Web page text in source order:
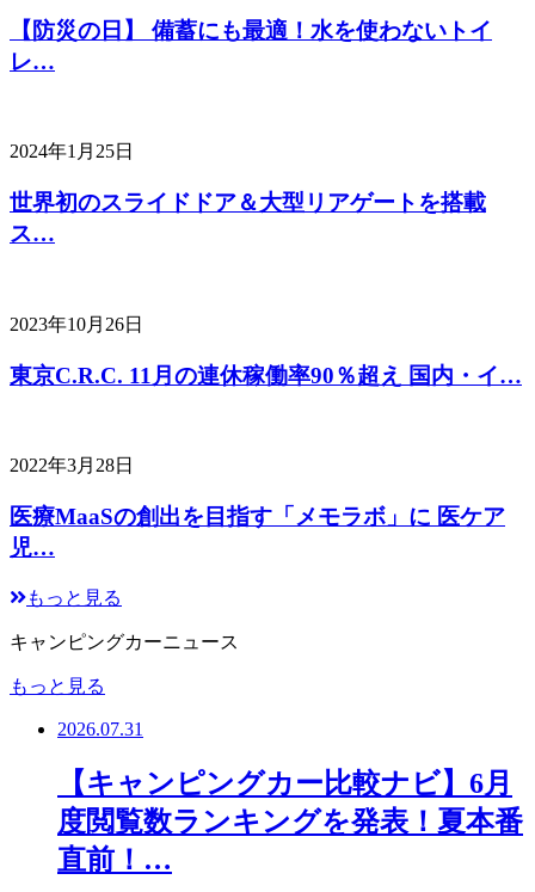
【防災の日】 備蓄にも最適！水を使わないトイ
レ…
2024年1月25日
世界初のスライドドア＆大型リアゲートを搭載
ス…
2023年10月26日
東京C.R.C. 11月の連休稼働率90％超え 国内・イ…
2022年3月28日
医療MaaSの創出を目指す「メモラボ」に 医ケア
児…
もっと見る
キャンピングカーニュース
もっと見る
2026.07.31
【キャンピングカー比較ナビ】6月
度閲覧数ランキングを発表！夏本番
直前！…